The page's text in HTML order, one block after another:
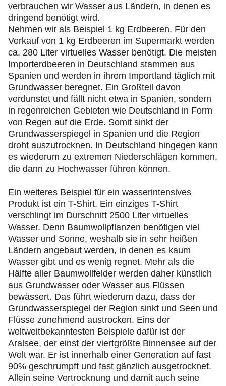
verbrauchen wir Wasser aus Ländern, in denen es
dringend benötigt wird.
Nehmen wir als Beispiel 1 kg Erdbeeren. Für den
Verkauf von 1 kg Erdbeeren im Supermarkt werden
ca. 280 Liter virtuelles Wasser benötigt. Die meisten
Importerdbeeren in Deutschland stammen aus
Spanien und werden in ihrem Importland täglich mit
Grundwasser beregnet. Ein Großteil davon
verdunstet und fällt nicht etwa in Spanien, sondern
in regenreichen Gebieten wie Deutschland in Form
von Regen auf die Erde. Somit sinkt der
Grundwasserspiegel in Spanien und die Region
droht auszutrocknen. In Deutschland hingegen kann
es wiederum zu extremen Niederschlägen kommen,
die dann zu Hochwasser führen können.
Ein weiteres Beispiel für ein wasserintensives
Produkt ist ein T-Shirt. Ein einziges T-Shirt
verschlingt im Durschnitt 2500 Liter virtuelles
Wasser. Denn Baumwollpflanzen benötigen viel
Wasser und Sonne, weshalb sie in sehr heißen
Ländern angebaut werden, in denen es kaum
Wasser gibt und es wenig regnet. Mehr als die
Hälfte aller Baumwollfelder werden daher künstlich
aus Grundwasser oder Wasser aus Flüssen
bewässert. Das führt wiederum dazu, dass der
Grundwasserspiegel der Region sinkt und Seen und
Flüsse zunehmend austrocken. Eins der
weltweitbekanntesten Beispiele dafür ist der
Aralsee, der einst der viertgrößte Binnensee auf der
Welt war. Er ist innerhalb einer Generation auf fast
90% geschrumpft und fast gänzlich ausgetrocknet.
Allein seine Vertrocknung und damit auch seine